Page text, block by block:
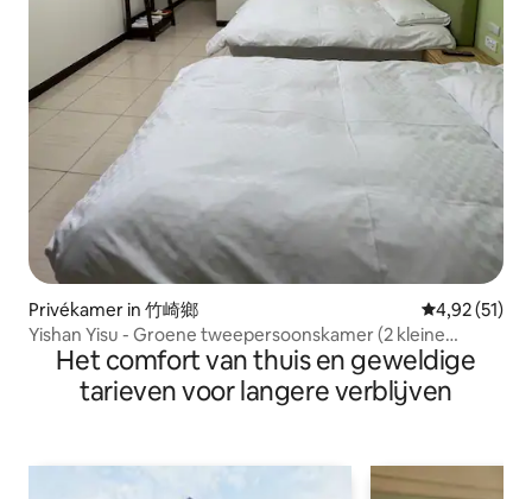
Privékamer in 竹崎鄉 Gemiddelde
4,92 (51)
Yishan Yisu - Groene tweepersoonskamer (2 kleine
bedden)
Het comfort van thuis en geweldige
tarieven voor langere verblijven